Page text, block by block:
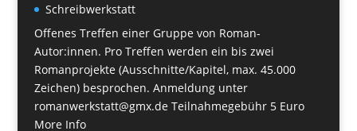
Schreibwerkstatt
Offenes Treffen einer Gruppe von Roman-
Autor:innen. Pro Treffen werden ein bis zwei
Romanprojekte (Ausschnitte/Kapitel, max. 45.000
Zeichen) besprochen. Anmeldung unter
romanwerkstatt@gmx.de Teilnahmegebühr 5 Euro
More Info